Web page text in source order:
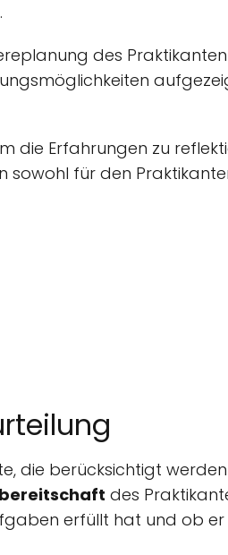
des
die Erfahrungen zu
sowohl für den
die berücksichtigt
des
erfüllt hat und ob